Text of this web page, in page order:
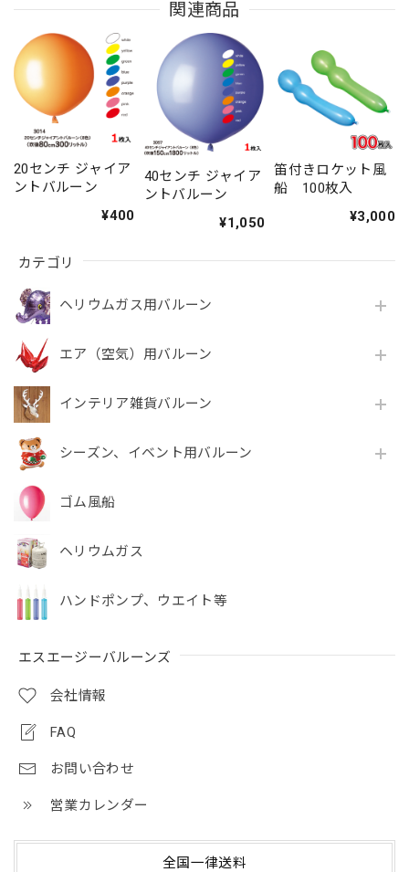
カテゴリ
ヘリウムガス用バルーン
エア（空気）用バルーン
インテリア雑貨バルーン
シーズン、イベント用バルーン
ゴム風船
ヘリウムガス
ハンドポンプ、ウエイト等
エスエージーバルーンズ
会社情報
FAQ
お問い合わせ
営業カレンダー
全国一律送料
関連商品
20センチ ジャイア
ントバルーン
¥400
40センチ ジャイア
ントバルーン
¥1,050
笛付きロケット風
船 100枚入
¥3,000